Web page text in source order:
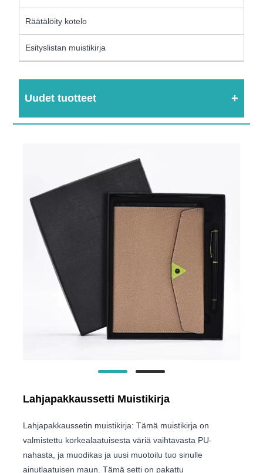
Räätälöity kotelo
Esityslistan muistikirja
Uudet tuotteet
Lahjapakkaussetti Muistikirja
Lahjapakkaussetin muistikirja: Tämä muistikirja on
valmistettu korkealaatuisesta väriä vaihtavasta PU-
nahasta, ja muodikas ja uusi muotoilu tuo sinulle
ainutlaatuisen maun. Tämä setti on pakattu